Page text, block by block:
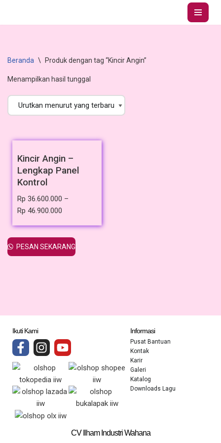
Lompat
Beranda \ Produk dengan tag “Kincir Angin”
Menampilkan hasil tunggal
Kincir Angin –
Lengkap Panel
Kontrol
Rp 36.600.000 –
Rp 46.900.000
PESAN SEKARANG
CV Ilham Industri Wahana
Informasi
Pusat Bantuan
Kontak
Karir
Galeri
Katalog
Downloads Lagu
Ikuti Kami